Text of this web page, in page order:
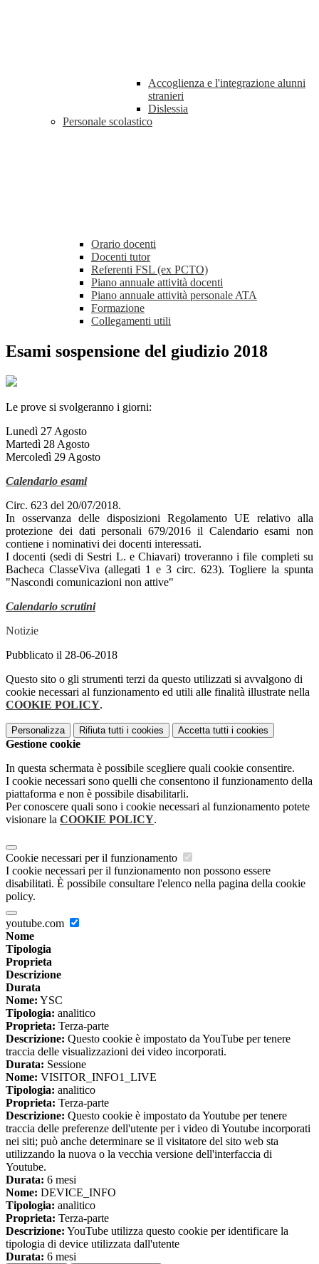
Accoglienza e l'integrazione alunni
stranieri
Dislessia
Personale scolastico
Orario docenti
Docenti tutor
Referenti FSL (ex PCTO)
Piano annuale attività docenti
Piano annuale attività personale ATA
Formazione
Collegamenti utili
Esami sospensione del giudizio 2018
Le prove si svolgeranno i giorni:
Lunedì 27 Agosto
Martedì 28 Agosto
Mercoledì 29 Agosto
Calendario esami
Circ. 623 del 20/07/2018.
In osservanza delle disposizioni Regolamento UE relativo alla
protezione dei dati personali 679/2016 il Calendario esami non
contiene i nominativi dei docenti interessati.
I docenti (sedi di Sestri L. e Chiavari) troveranno i file completi su
Bacheca ClasseViva (allegati 1 e 3 circ. 623). Togliere la spunta
"Nascondi comunicazioni non attive"
Calendario scrutini
Notizie
Pubblicato il 28-06-2018
Questo sito o gli strumenti terzi da questo utilizzati si avvalgono di
cookie necessari al funzionamento ed utili alle finalità illustrate nella
COOKIE POLICY.
Personalizza Rifiuta tutti i cookies Accetta tutti i cookies
Gestione cookie
In questa schermata è possibile scegliere quali cookie consentire.
I cookie necessari sono quelli che consentono il funzionamento della
piattaforma e non è possibile disabilitarli.
Per conoscere quali sono i cookie necessari al funzionamento potete
visionare la COOKIE POLICY.
Cookie necessari per il funzionamento
I cookie necessari per il funzionamento non possono essere
disabilitati. È possibile consultare l'elenco nella pagina della cookie
policy.
youtube.com
Nome
Tipologia
Proprieta
Descrizione
Durata
Nome: YSC
Tipologia: analitico
Proprieta: Terza-parte
Descrizione: Questo cookie è impostato da YouTube per tenere
traccia delle visualizzazioni dei video incorporati.
Durata: Sessione
Nome: VISITOR_INFO1_LIVE
Tipologia: analitico
Proprieta: Terza-parte
Descrizione: Questo cookie è impostato da Youtube per tenere
traccia delle preferenze dell'utente per i video di Youtube incorporati
nei siti; può anche determinare se il visitatore del sito web sta
utilizzando la nuova o la vecchia versione dell'interfaccia di
Youtube.
Durata: 6 mesi
Nome: DEVICE_INFO
Tipologia: analitico
Proprieta: Terza-parte
Descrizione: YouTube utilizza questo cookie per identificare la
tipologia di device utilizzata dall'utente
Durata: 6 mesi